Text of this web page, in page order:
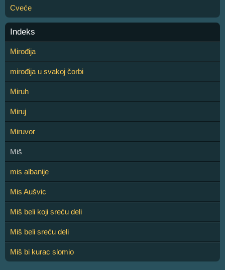
Cveće
Indeks
Mirođija
mirođija u svakoj čorbi
Miruh
Miruj
Miruvor
Miš
mis albanije
Mis Aušvic
Miš beli koji sreću deli
Miš beli sreću deli
Miš bi kurac slomio